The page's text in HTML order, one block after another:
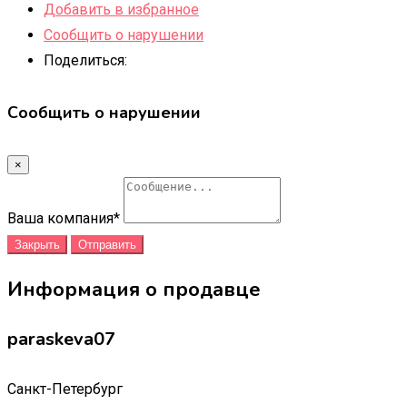
Добавить в избранное
Сообщить о нарушении
Поделиться:
Сообщить о нарушении
×
Ваша компания*
Закрыть Отправить
Информация о продавце
paraskeva07
Санкт-Петербург